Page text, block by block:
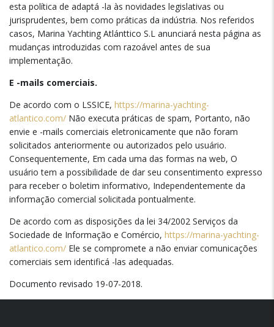
esta política de adaptá -la às novidades legislativas ou
jurisprudentes, bem como práticas da indústria. Nos referidos
casos, Marina Yachting Atlánttico S.L anunciará nesta página as
mudanças introduzidas com razoável antes de sua
implementação.
E -mails comerciais.
De acordo com o LSSICE, https://marina-yachting-
atlantico.com/ Não executa práticas de spam, Portanto, não
envie e -mails comerciais eletronicamente que não foram
solicitados anteriormente ou autorizados pelo usuário.
Consequentemente, Em cada uma das formas na web, O
usuário tem a possibilidade de dar seu consentimento expresso
para receber o boletim informativo, Independentemente da
informação comercial solicitada pontualmente.
De acordo com as disposições da lei 34/2002 Serviços da
Sociedade de Informação e Comércio, https://marina-yachting-
atlantico.com/ Ele se compromete a não enviar comunicações
comerciais sem identificá -las adequadas.
Documento revisado 19-07-2018.